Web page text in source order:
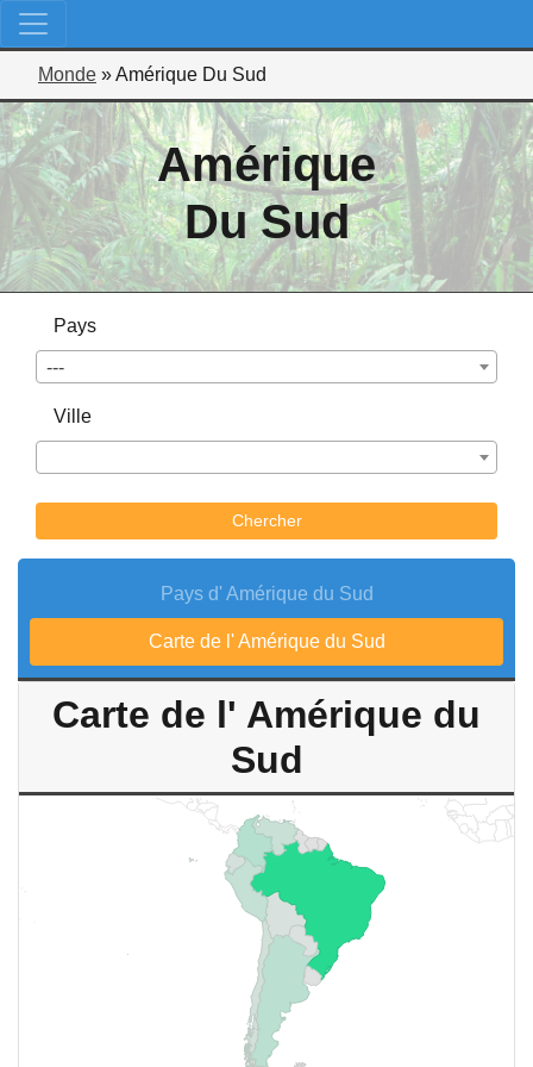
Monde »Amérique Du Sud
Amérique
Du Sud
Pays
---
Ville
Pays d' Amérique du Sud
Carte de l' Amérique du Sud
Carte de l' Amérique du
Sud